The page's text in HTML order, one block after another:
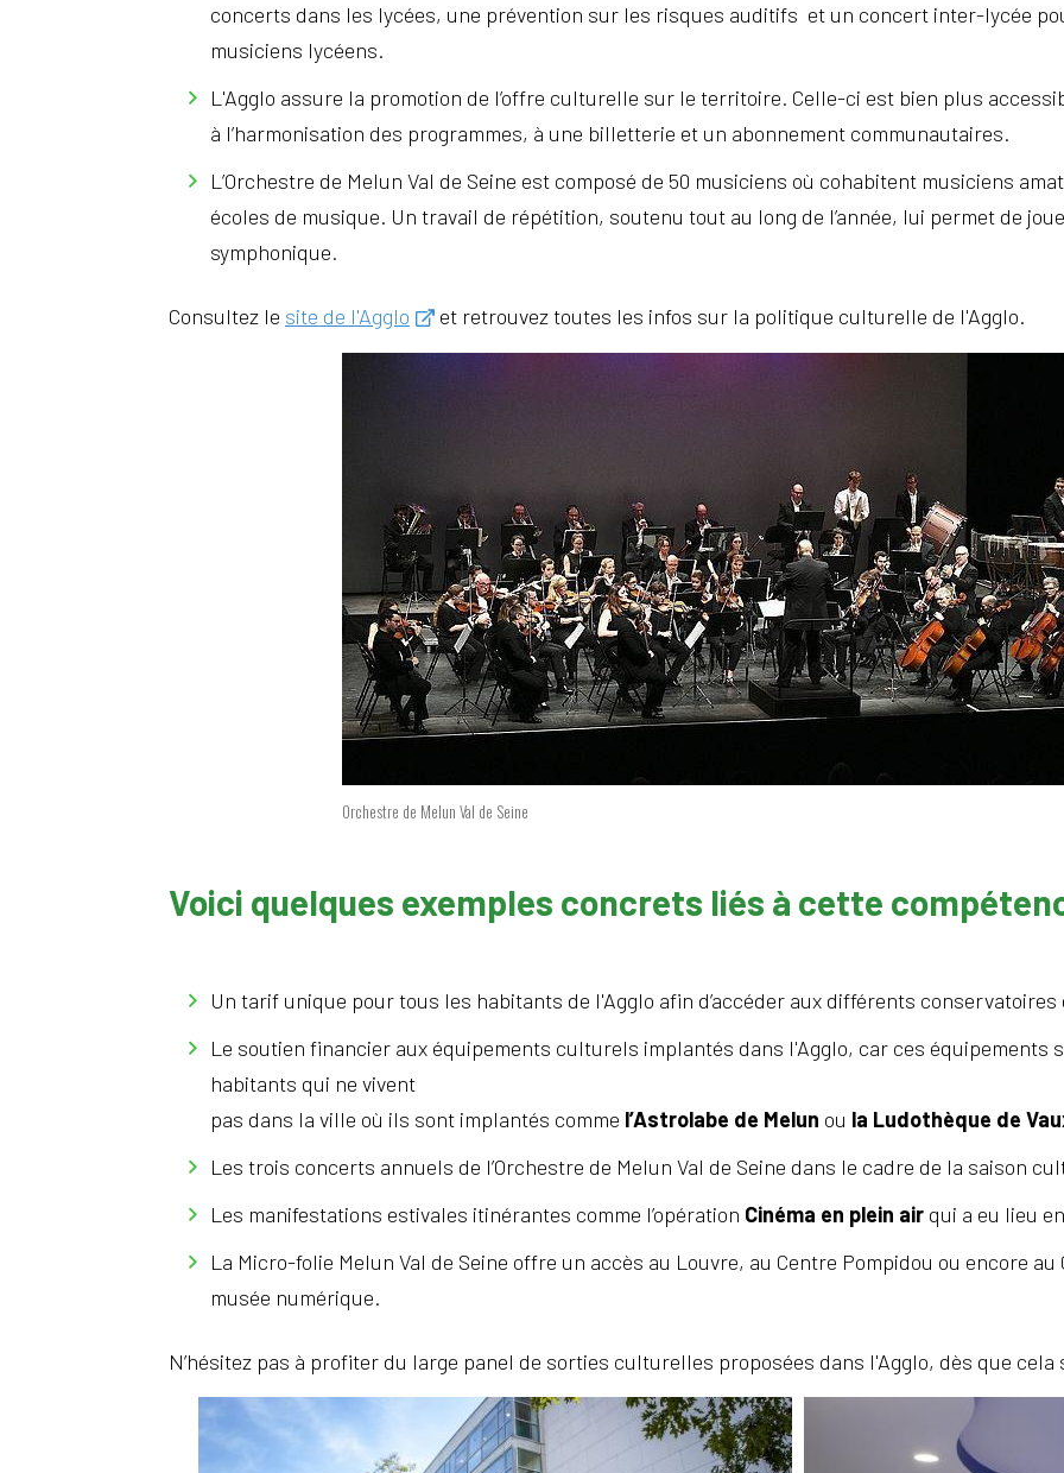
concerts dans les lycées, une prévention sur les risques auditifs et un concert inter-lycée
musiciens lycéens.
L'Agglo assure la promotion de l’offre culturelle sur le territoire. Celle-ci est bien plus
à l’harmonisation des programmes, à une billetterie et un abonnement communautaires.
L’Orchestre de Melun Val de Seine est composé de 50 musiciens où cohabitent musiciens
écoles de musique. Un travail de répétition, soutenu tout au long de l’année, lui permet de
symphonique.
Consultez le site de l'Agglo et retrouvez toutes les infos sur la politique culturelle de l'Agglo.
Orchestre de Melun Val de Seine
Voici quelques exemples concrets liés à cette
Un tarif unique pour tous les habitants de l'Agglo afin d’accéder aux différents
Le soutien financier aux équipements culturels implantés dans l'Agglo, car ces équipements
habitants qui ne vivent
pas dans la ville où ils sont implantés comme l’Astrolabe de Melun ou la Ludothèque de
Les trois concerts annuels de l’Orchestre de Melun Val de Seine dans le cadre de la saison
Les manifestations estivales itinérantes comme l’opération Cinéma en plein air qui a eu lieu
La Micro-folie Melun Val de Seine offre un accès au Louvre, au Centre Pompidou ou encore
musée numérique.
N’hésitez pas à profiter du large panel de sorties culturelles proposées dans l'Agglo, dès que cela